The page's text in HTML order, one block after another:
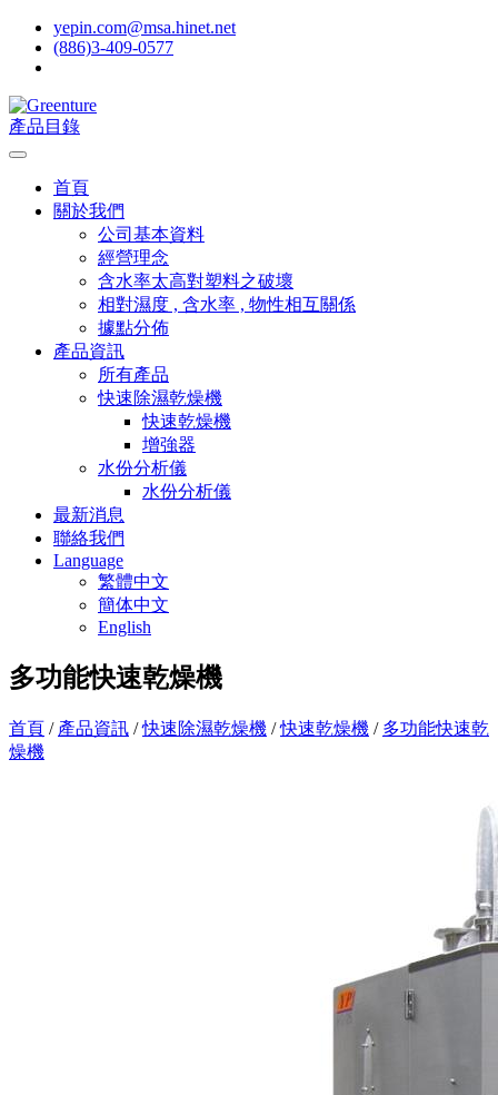
yepin.com@msa.hinet.net
(886)3-409-0577
產品目錄
首頁
關於我們
公司基本資料
經營理念
含水率太高對塑料之破壞
相對濕度 , 含水率 , 物性相互關係
據點分佈
產品資訊
所有產品
快速除濕乾燥機
快速乾燥機
增強器
水份分析儀
水份分析儀
最新消息
聯絡我們
Language
繁體中文
簡体中文
English
多功能快速乾燥機
首頁 / 產品資訊 /快速除濕乾燥機 /快速乾燥機 / 多功能快速乾
燥機